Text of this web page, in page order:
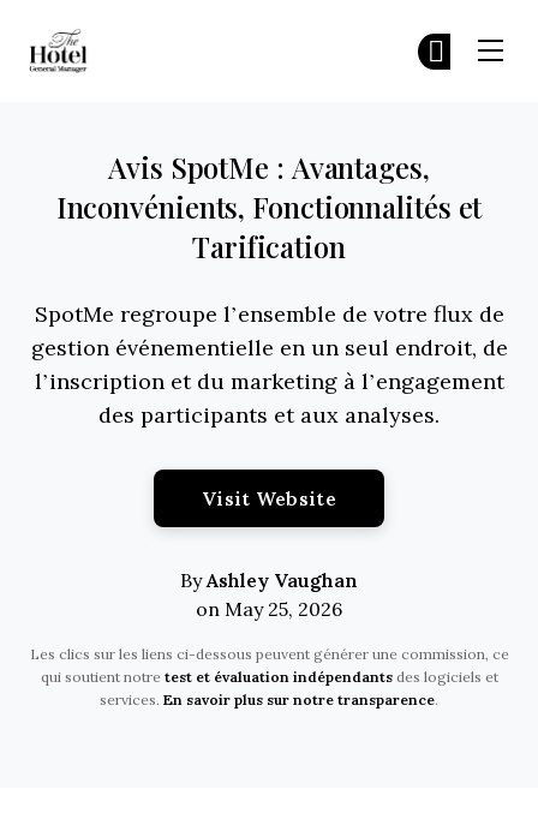
Avis SpotMe : Avantages,
Inconvénients, Fonctionnalités et
Tarification
SpotMe regroupe l’ensemble de votre flux de
gestion événementielle en un seul endroit, de
l’inscription et du marketing à l’engagement
des participants et aux analyses.
Visit Website
ByAshley Vaughan
on May 25, 2026
Les clics sur les liens ci-dessous peuvent générer une commission, ce
qui soutient notretest et évaluation indépendantsdes logiciels et
services. En savoir plus sur notre transparence.